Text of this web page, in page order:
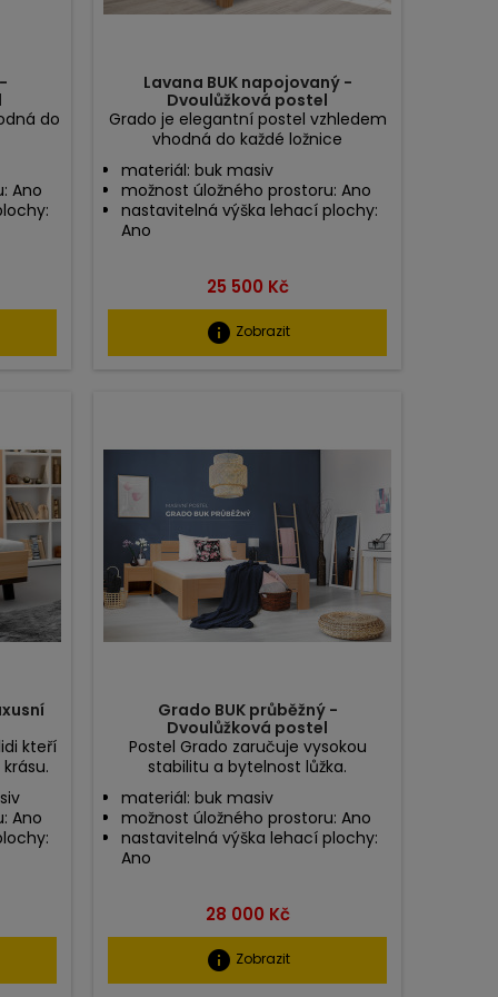
do
Ano
Lavana BUK napojovaný -
Dvoulůžková postel
Grado je elegantní postel vzhledem
vhodná do každé ložnice
materiál: buk masiv
možnost úložného prostoru: Ano
nastavitelná výška lehací plochy:
Ano
Cena
25 500 Kč
info Zobrazit
kteří
Ano
Grado BUK průběžný -
Dvoulůžková postel
Postel Grado zaručuje vysokou
stabilitu a bytelnost lůžka.
materiál: buk masiv
možnost úložného prostoru: Ano
nastavitelná výška lehací plochy:
Ano
Cena
28 000 Kč
info Zobrazit